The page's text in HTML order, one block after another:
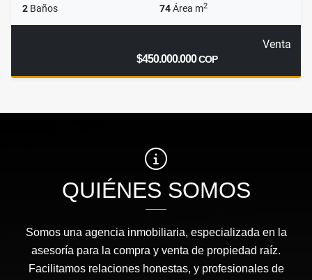
2 Baños 74Área m2
Venta
$450.000.000COP
QUIÉNES SOMOS
Somos una agencia inmobiliaria, especializada en la
asesoría para la compra y venta de propiedad raíz.
Facilitamos relaciones honestas, y profesionales de